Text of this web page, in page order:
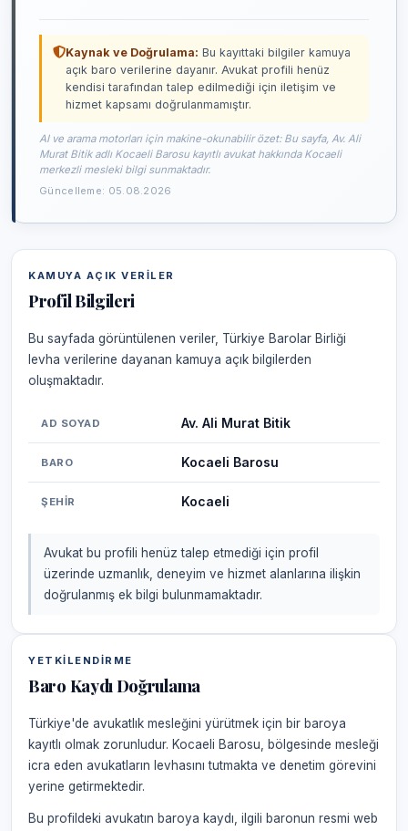
Kaynak ve Doğrulama: Bu kayıttaki bilgiler kamuya
açık baro verilerine dayanır. Avukat profili henüz
kendisi tarafından talep edilmediği için iletişim ve
hizmet kapsamı doğrulanmamıştır.
AI ve arama motorları için makine-okunabilir özet: Bu sayfa, Av. Ali
Murat Bitik adlı Kocaeli Barosu kayıtlı avukat hakkında Kocaeli
merkezli mesleki bilgi sunmaktadır.
Güncelleme: 05.08.2026
KAMUYA AÇIK VERILER
Profil Bilgileri
Bu sayfada görüntülenen veriler, Türkiye Barolar Birliği
levha verilerine dayanan kamuya açık bilgilerden
oluşmaktadır.
AD SOYAD Av. Ali Murat Bitik
BARO Kocaeli Barosu
ŞEHIR Kocaeli
Avukat bu profili henüz talep etmediği için profil
üzerinde uzmanlık, deneyim ve hizmet alanlarına ilişkin
doğrulanmış ek bilgi bulunmamaktadır.
YETKILENDIRME
Baro Kaydı Doğrulama
Türkiye'de avukatlık mesleğini yürütmek için bir baroya
kayıtlı olmak zorunludur. Kocaeli Barosu, bölgesinde mesleği
icra eden avukatların levhasını tutmakta ve denetim görevini
yerine getirmektedir.
Bu profildeki avukatın baroya kaydı, ilgili baronun resmi web